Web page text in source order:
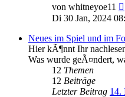
von whitneyoe11
Di 30 Jan, 2024
Neues im Spiel und im
Hier kÃ¶nnt Ihr
Was wurde geÃ¤ndert,
12 Themen
12 Beiträge
Letzter Beitrag 14.